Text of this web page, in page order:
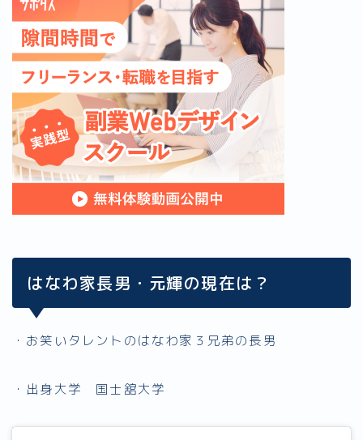
はなわ家長男・元輝の現在は？
・お笑いタレントのはなわ家３兄弟の長男
・出身大学 国士舘大学